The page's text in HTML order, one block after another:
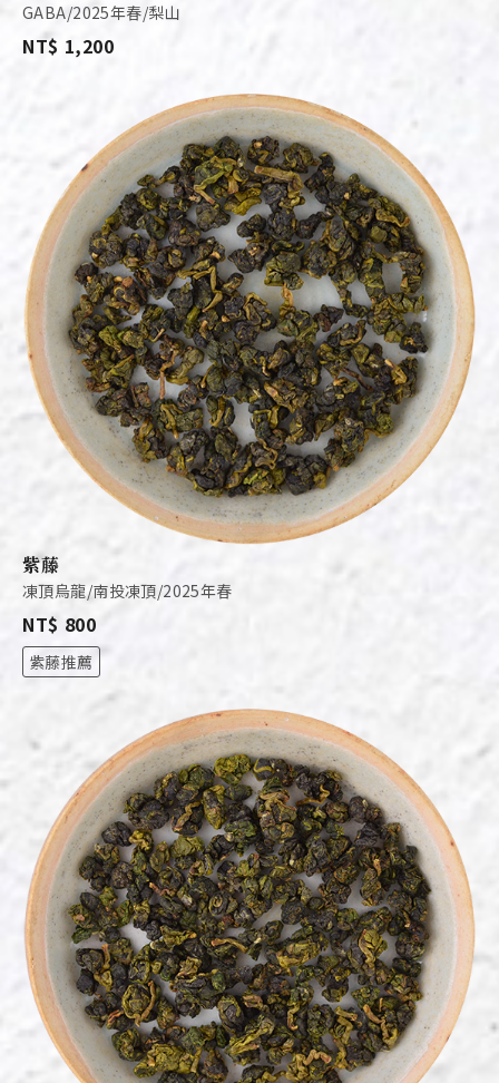
GABA/2025年春/梨山
NT$ 1,200
紫藤
凍頂烏龍/南投凍頂/2025年春
NT$ 800
紫藤推薦